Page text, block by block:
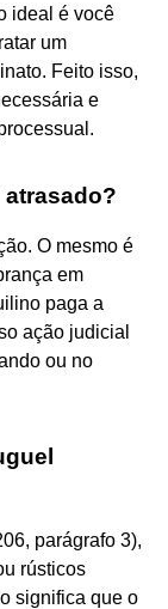
ideal é você
um
Feito isso,
e
O mesmo é
em
paga a
ação judicial
ou no
parágrafo 3),
rústicos
significa que o